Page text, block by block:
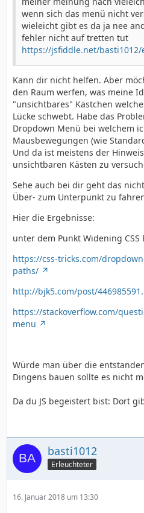
wenn sich das menü nicht
wieleicht gibt es da ja nee
fehler nicht auf tretten tut
https://jsfiddle.net/basti1012/
Kann dir nicht helfen. Aber
den Raum werfen, was meine
"unsichtbares" Kästchen
Lücke schwebt. Habe das
Dropdown Menü bei welchem
Mausbewegungen (wie
Und da ist meistens der
unsichtbaren Kästen zu
Sehe auch bei dir geht das
Über- zum Unterpunkt zu
Hier die Ergebnisse:
unter dem Punkt Widening CSS
https://css-tricks.com/
paths/
http://bjk5.com/post/
https://stackoverflow.com/
menu
Würde man über die
Dingens bauen sollte es nicht
Da du JS begeistert bist: Dort
basti1012
Erleuchteter
16. Januar 2018 um 13:30